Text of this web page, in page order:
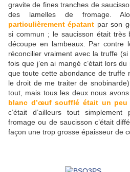
gravite de fines tranches de
des lamelles de fromage.
particulièrement épatant par son
si commun ; le saucisson était
découpe en lambeaux. Par contre
réconcilier vraiment avec la truffe
fois que j’en ai mangé c’était lors
que toute cette abondance de truffe
le droit de me traiter de
tout, mais tous les deux nous
blanc d’œuf soufflé était un peu
c’était d’ailleurs tout
fromage ou de saucisson c’était
façon une trop grosse épaisseur de